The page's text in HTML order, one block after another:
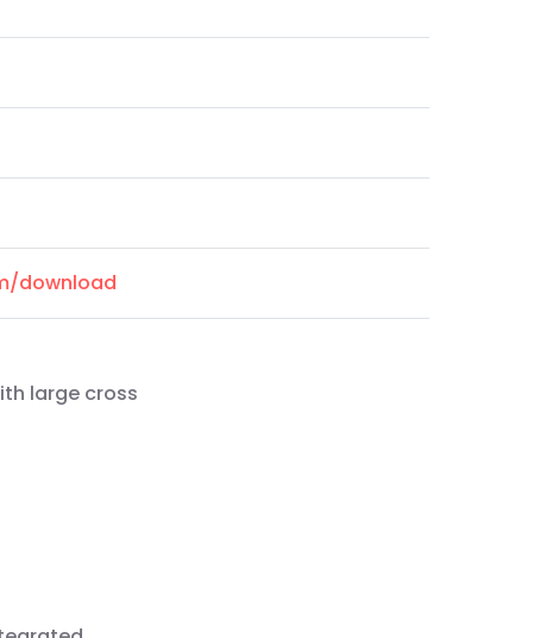
download
large cross